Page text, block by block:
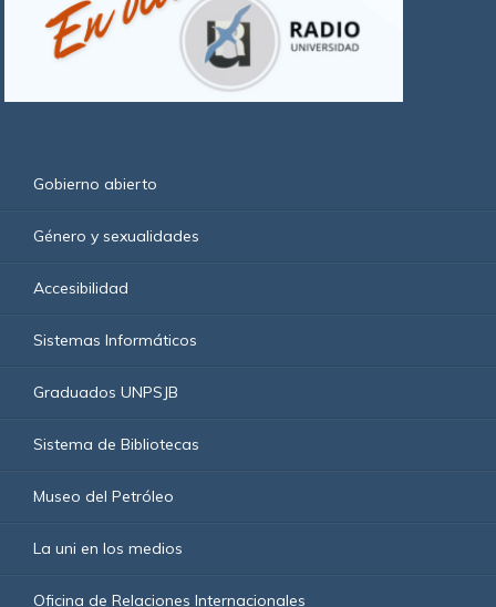
Gobierno abierto
Género y sexualidades
Accesibilidad
Sistemas Informáticos
Graduados UNPSJB
Sistema de Bibliotecas
Museo del Petróleo
La uni en los medios
Oficina de Relaciones Internacionales